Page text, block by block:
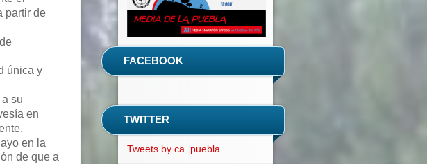
partir de
única y
su
en
en la
de que a
FACEBOOK
TWITTER
Tweets by ca_puebla